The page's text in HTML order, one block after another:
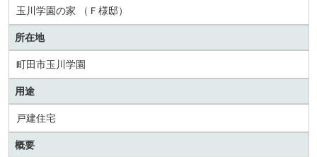
玉川学園の家 （Ｆ様邸）
所在地
町田市玉川学園
用途
戸建住宅
概要